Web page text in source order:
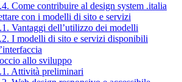
Come contribuire al design system .italia
con i modelli di sito e servizi
Vantaggi dell’utilizzo dei modelli
I modelli di sito e servizi disponibili
allo sviluppo
Attività preliminari